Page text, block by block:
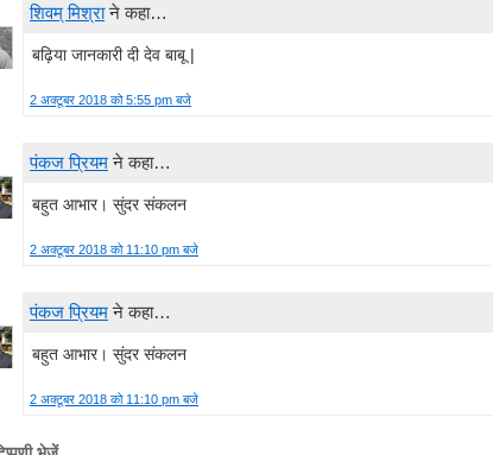
शिवम् मिश्राने कहा…
बढ़िया जानकारी दी देव बाबू |
2 अक्टूबर 2018 को 5:55 pm बजे
पंकज प्रियमने कहा…
बहुत आभार। सुंदर संकलन
2 अक्टूबर 2018 को 11:10 pm बजे
पंकज प्रियमने कहा…
बहुत आभार। सुंदर संकलन
2 अक्टूबर 2018 को 11:10 pm बजे